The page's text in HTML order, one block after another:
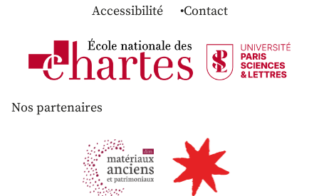
Accessibilité
Contact
Nos partenaires